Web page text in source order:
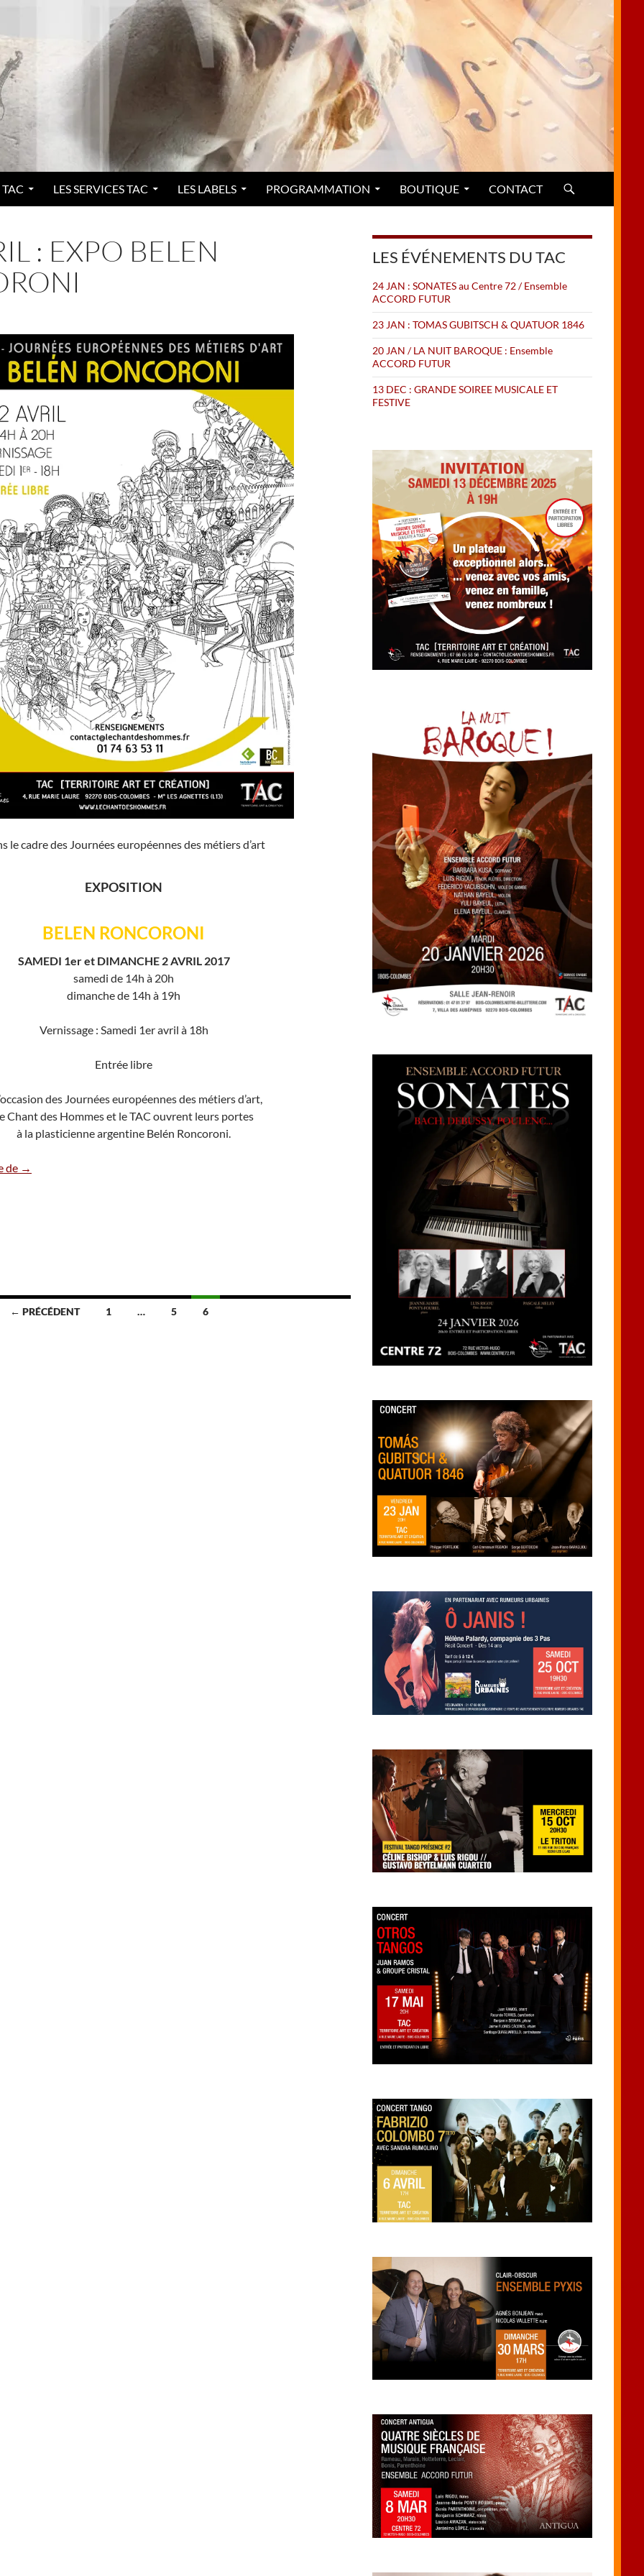
TAC LES SERVICES TAC LES LABELS PROGRAMMATION BOUTIQUE CONTACT
: EXPO BELEN
le cadre des Journées européennes des métiers d’art
EXPOSITION
BELEN RONCORONI
SAMEDI 1er et DIMANCHE 2 AVRIL 2017
samedi de 14h à 20h
dimanche de 14h à 19h
Vernissage : Samedi 1er avril à 18h
Entrée libre
des Journées européennes des métiers d’art,
Chant des Hommes et le TAC ouvrent leurs portes
à la plasticienne argentine Belén Roncoroni.
de 1-2 AVRIL : EXPO BELEN RONCORONI
→
← PRÉCÉDENT 1 … 5 6
LES ÉVÉNEMENTS DU TAC
24 JAN : SONATES au Centre 72 / Ensemble
ACCORD FUTUR
23 JAN : TOMAS GUBITSCH & QUATUOR 1846
20 JAN / LA NUIT BAROQUE : Ensemble
ACCORD FUTUR
13 DEC : GRANDE SOIREE MUSICALE ET
FESTIVE